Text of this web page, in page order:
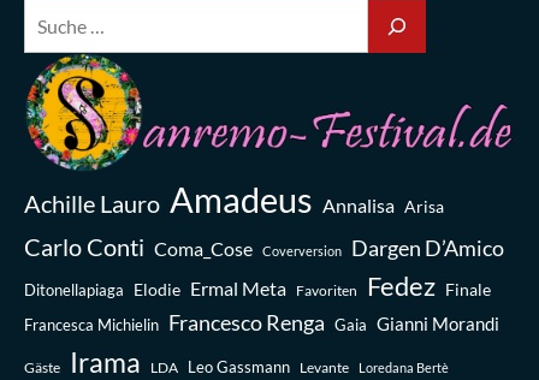
Achille Lauro Amadeus Annalisa Arisa
Carlo Conti Coma_Cose Coverversion Dargen D’Amico
Ditonellapiaga Elodie Ermal Meta Favoriten Fedez Finale
Francesca Michielin Francesco Renga Gaia Gianni Morandi
Gäste Irama LDA Leo Gassmann Levante Loredana Bertè